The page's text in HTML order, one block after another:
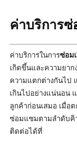
ค่าบริการซ่
ค่าบริการในการซ่อม
เกิดขึ้นและความยาก
ความแตกต่างกันไป
เกินไปอย่างแน่นอน
ลูกค้าก่อนเสมอ เมื่อ
ซ่อมแซมตามลำดับคิ
ติดต่อได้ที่